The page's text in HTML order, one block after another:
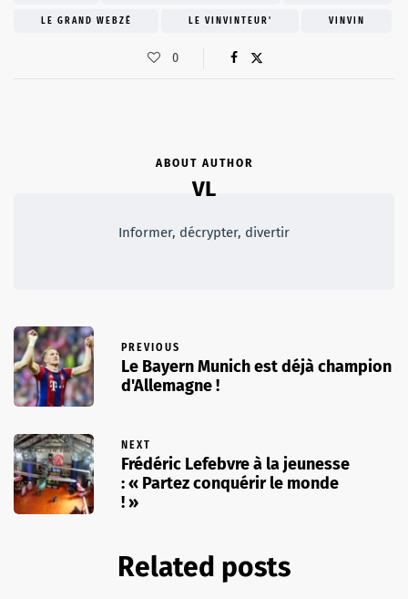
LE GRAND WEBZÉ LE VINVINTEUR' VINVIN
0
ABOUT AUTHOR
VL
Informer, décrypter, divertir
PREVIOUS
Le Bayern Munich est déjà champion
d'Allemagne !
NEXT
Frédéric Lefebvre à la jeunesse
: « Partez conquérir le monde
! »
Related posts